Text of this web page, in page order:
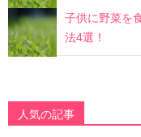
子供に野菜を
法4選！
人気の記事